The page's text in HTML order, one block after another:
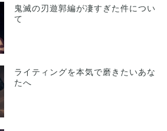
鬼滅の刃遊郭編が凄すぎた件につい
て
ライティングを本気で磨きたいあな
たへ